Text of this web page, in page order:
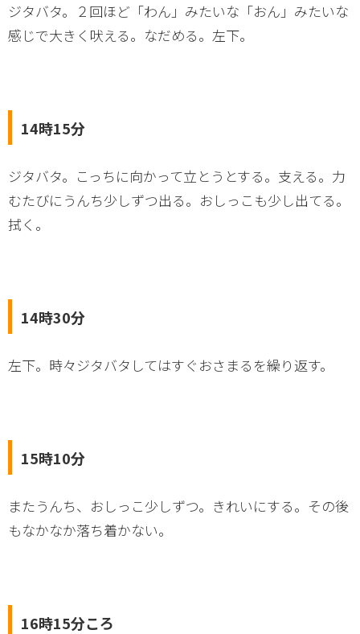
ジタバタ。２回ほど「わん」みたいな「おん」みたいな
感じで大きく吠える。なだめる。左下。
14時15分
ジタバタ。こっちに向かって立とうとする。支える。力
むたびにうんち少しずつ出る。おしっこも少し出てる。
拭く。
14時30分
左下。時々ジタバタしてはすぐおさまるを繰り返す。
15時10分
またうんち、おしっこ少しずつ。きれいにする。その後
もなかなか落ち着かない。
16時15分ころ